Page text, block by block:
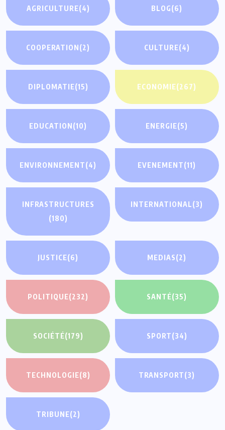
AGRICULTURE(4) BLOG(6)
COOPERATION(2) CULTURE(4)
DIPLOMATIE(15) ECONOMIE(267)
EDUCATION(10) ENERGIE(5)
ENVIRONNEMENT(4) EVENEMENT(11)
INFRASTRUCTURES
(180)
INTERNATIONAL(3)
JUSTICE(6) MEDIAS(2)
POLITIQUE(232) SANTÉ(35)
SOCIÉTÉ(179) SPORT(34)
TECHNOLOGIE(8) TRANSPORT(3)
TRIBUNE(2)